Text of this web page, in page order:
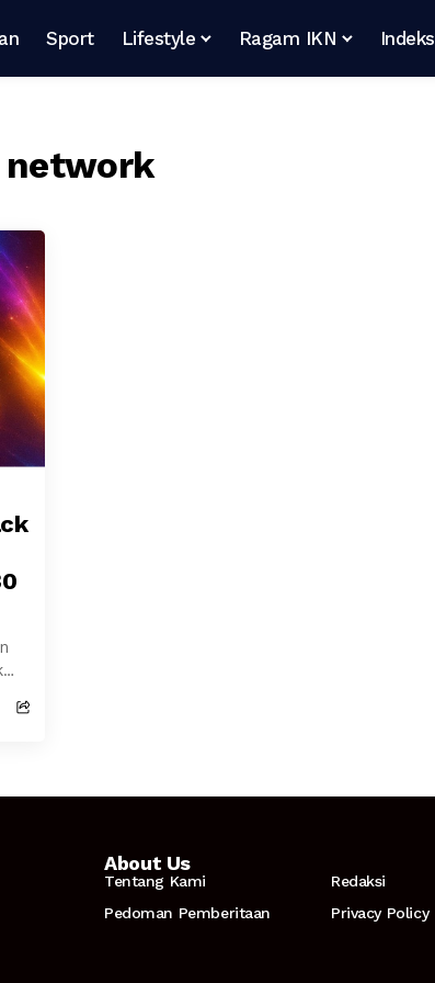
Sport Lifestyle Ragam IKN Indeks
network
About Us
Tentang Kami
Redaksi
Pedoman Pemberitaan
Privacy Policy